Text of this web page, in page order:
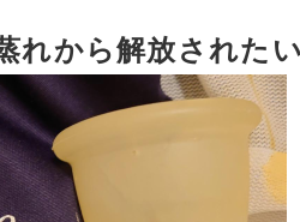
れから解放された